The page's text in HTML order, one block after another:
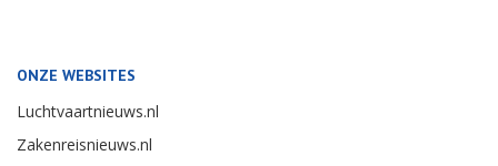
ONZE WEBSITES
Luchtvaartnieuws.nl
Zakenreisnieuws.nl